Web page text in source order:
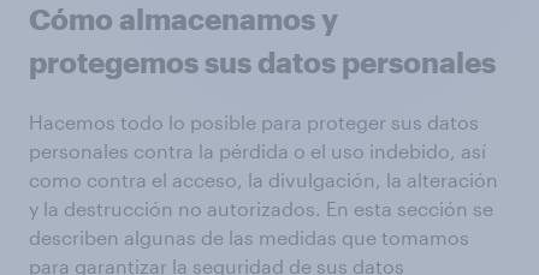
Cómo almacenamos y
protegemos sus datos personales
Hacemos todo lo posible para proteger sus datos
personales contra la pérdida o el uso indebido, así
como contra el acceso, la divulgación, la alteración
y la destrucción no autorizados. En esta sección se
describen algunas de las medidas que tomamos
para garantizar la seguridad de sus datos